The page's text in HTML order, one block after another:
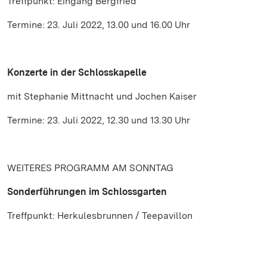
Termine: 23. Juli 2022, 13.00 und 16.00 Uhr
Konzerte in der Schlosskapelle
mit Stephanie Mittnacht und Jochen Kaiser
Termine: 23. Juli 2022, 12.30 und 13.30 Uhr
WEITERES PROGRAMM AM SONNTAG
Sonderführungen im Schlossgarten
Treffpunkt: Herkulesbrunnen / Teepavillon